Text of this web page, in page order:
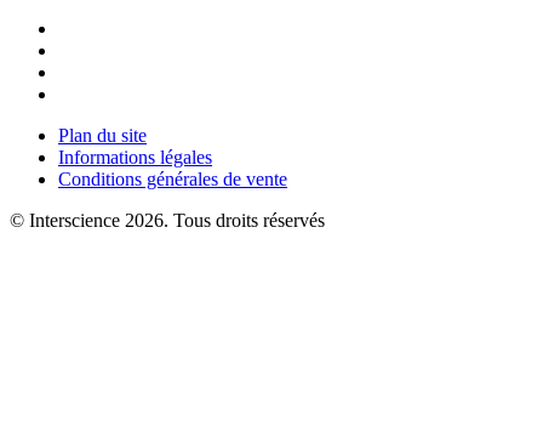
Plan du site
Informations légales
Conditions générales de vente
© Interscience 2026. Tous droits réservés